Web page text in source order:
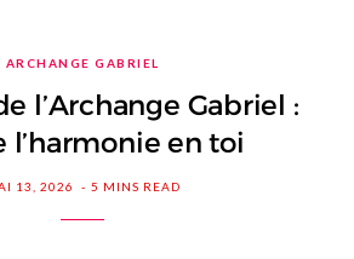
ARCHANGE GABRIEL
l’Archange Gabriel :
l’harmonie en toi
13, 2026 5 MINS READ